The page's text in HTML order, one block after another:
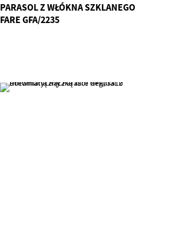
PARASOL Z WŁÓKNA SZKLANEGO
FARE GFA/2235